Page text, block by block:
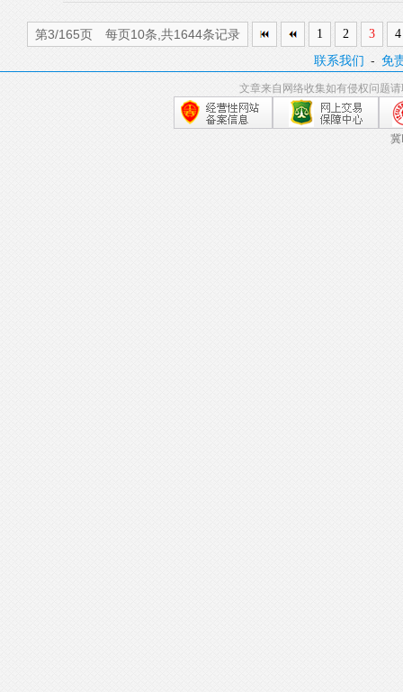
第3/165页 每页10条,共1644条记录 1 2 3 4
联系我们 -免
文章来自网络收集如有侵权问题